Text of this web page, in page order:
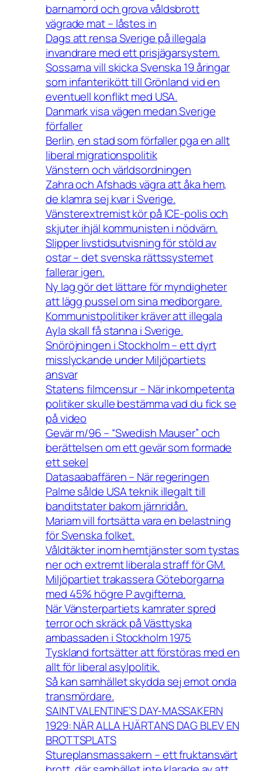
barnamord och grova våldsbrott
vägrade mat – låstes in
Dags att rensa Sverige på illegala
invandrare med ett prisjägarsystem.
Sossarna vill skicka Svenska 19 åringar
som infanterikött till Grönland vid en
eventuell konflikt med USA.
Danmark visa vägen medan Sverige
förfaller
Berlin, en stad som förfaller pga en allt
liberal migrationspolitik
Vänstern och världsordningen
Zahra och Afshads vägra att åka hem,
de klamra sej kvar i Sverige.
Vänsterextremist kör på ICE-polis och
skjuter ihjäl kommunisten i nödvärn.
Slipper livstidsutvisning för stöld av
ostar – det svenska rättssystemet
fallerar igen.
Ny lag gör det lättare för myndigheter
att lägg pussel om sina medborgare.
Kommunistpolitiker kräver att illegala
Ayla skall få stanna i Sverige.
Snöröjningen i Stockholm – ett dyrt
misslyckande under Miljöpartiets
ansvar
Statens filmcensur – När inkompetenta
politiker skulle bestämma vad du fick se
på video
Gevär m/96 – “Swedish Mauser” och
berättelsen om ett gevär som formade
ett sekel
Datasaabaffären – När regeringen
Palme sålde USA teknik illegalt till
banditstater bakom järnridån.
Mariam vill fortsätta vara en belastning
för Svenska folket.
Våldtäkter inom hemtjänster som tystas
ner och extremt liberala straff för GM.
Miljöpartiet trakassera Göteborgarna
med 45% högre P avgifterna.
När Vänsterpartiets kamrater spred
terror och skräck på Västtyska
ambassaden i Stockholm 1975
Tyskland fortsätter att förstöras med en
allt för liberal asylpolitik.
Så kan samhället skydda sej emot onda
transmördare.
SAINT VALENTINE’S DAY-MASSAKERN
1929: NÄR ALLA HJÄRTANS DAG BLEV EN
BROTTSPLATS
Stureplansmassakern – ett fruktansvärt